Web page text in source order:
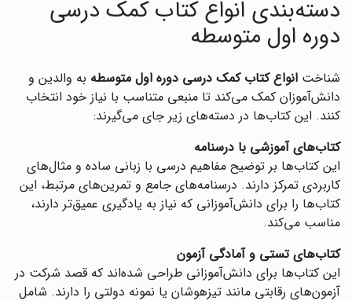
دسته‌بندی انواع کتاب کمک درسی
دوره اول متوسطه
شناخت انواع کتاب کمک درسی دوره اول متوسطه به والدین و
دانش‌آموزان کمک می‌کند تا منبعی متناسب با نیاز خود انتخاب
کنند. این کتاب‌ها در دسته‌های زیر جای می‌گیرند:
کتاب‌های آموزشی با درسنامه
این کتاب‌ها بر توضیح مفاهیم درسی با زبانی ساده و مثال‌های
کاربردی تمرکز دارند. درسنامه‌های جامع و تمرین‌های مرتبط، این
کتاب‌ها را برای دانش‌آموزانی که نیاز به یادگیری عمیق‌تر دارند،
مناسب می‌کند.
کتاب‌های تستی و آمادگی آزمون
این کتاب‌ها برای دانش‌آموزانی طراحی شده‌اند که قصد شرکت در
آزمون‌های رقابتی مانند تیزهوشان یا نمونه دولتی را دارند. شامل